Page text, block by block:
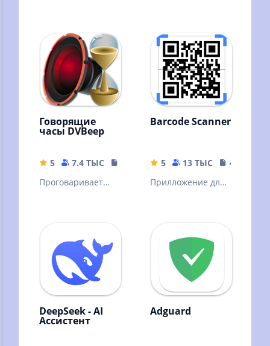
описание.
Говорящие
часы DVBeep
5 7.4 ТЫС
17.71 MB
Проговаривает
вашему графику
Barcode Scanner
5 13 ТЫС
4.04 MB
Прилложение для
DeepSeek - AI
Ассистент
Adguard